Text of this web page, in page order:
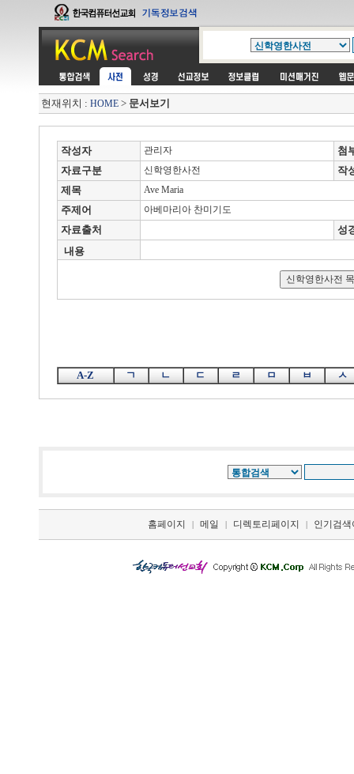
현재위치 : HOME > 문서보기
작성자 관리자
첨
자료구분
신학영한사전
작
제목
Ave Maria
주제어 아베마리아 찬미기도
자료출처
성
내용
A-Z ㄱ ㄴ ㄷ ㄹ ㅁ ㅂ ㅅ
홈페이지 | 메일 | 디렉토리페이지 | 인기검색